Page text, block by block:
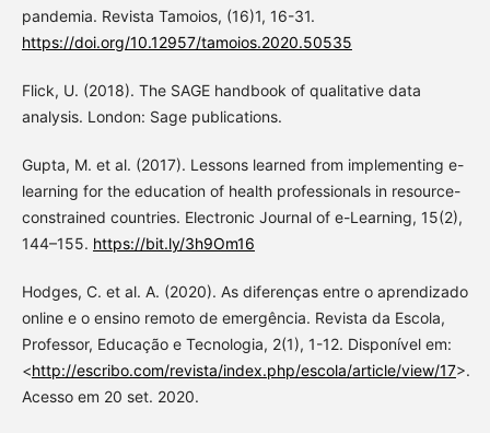
pandemia. Revista Tamoios, (16)1, 16-31.
https://doi.org/10.12957/tamoios.2020.50535
Flick, U. (2018). The SAGE handbook of qualitative data
analysis. London: Sage publications.
Gupta, M. et al. (2017). Lessons learned from implementing e-
learning for the education of health professionals in resource-
constrained countries. Electronic Journal of e-Learning, 15(2),
144–155. https://bit.ly/3h9Om16
Hodges, C. et al. A. (2020). As diferenças entre o aprendizado
online e o ensino remoto de emergência. Revista da Escola,
Professor, Educação e Tecnologia, 2(1), 1-12. Disponível em:
<http://escribo.com/revista/index.php/escola/article/view/17>.
Acesso em 20 set. 2020.